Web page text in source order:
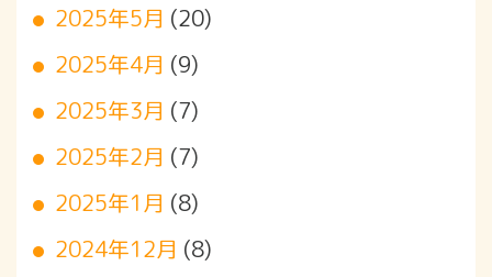
2025年5月 (20)
2025年4月 (9)
2025年3月 (7)
2025年2月 (7)
2025年1月 (8)
2024年12月 (8)